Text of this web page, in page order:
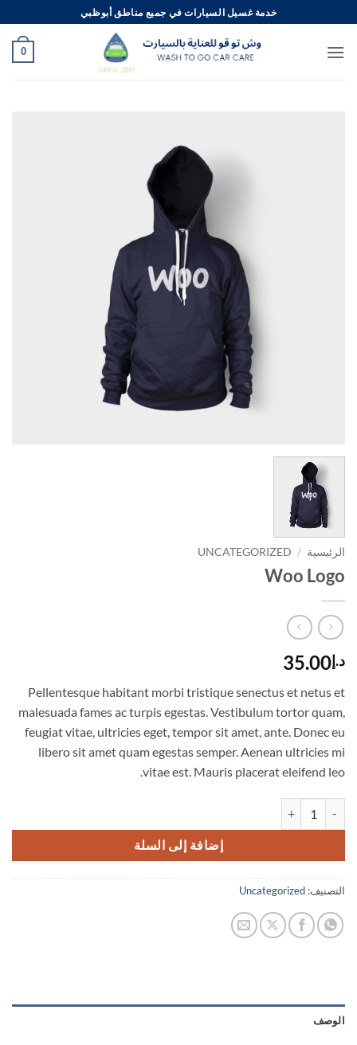
للمحتوى
خدمة غسيل السيارات في جميع مناطق أبوظبي
0
الرئيسية /
UNCATEGORIZED
Woo Logo
د.إ35.00
Pellentesque habitant morbi tristique senectus et netus et
malesuada fames ac turpis egestas. Vestibulum tortor quam,
feugiat vitae, ultricies eget, tempor sit amet, ante. Donec eu
libero sit amet quam egestas semper. Aenean ultricies mi
vitae est. Mauris placerat eleifend leo.
إضافة إلى السلة
التصنيف: Uncategorized
الوصف